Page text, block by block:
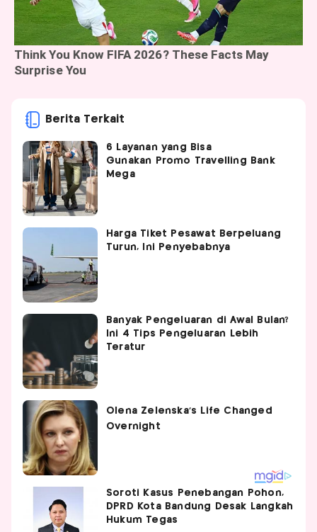
Berita Terkait
6 Layanan yang Bisa
Gunakan Promo Travelling Bank
Mega
Harga Tiket Pesawat Berpeluang
Turun, Ini Penyebabnya
Banyak Pengeluaran di Awal Bulan?
Ini 4 Tips Pengeluaran Lebih
Teratur
Soroti Kasus Penebangan Pohon,
DPRD Kota Bandung Desak Langkah
Hukum Tegas